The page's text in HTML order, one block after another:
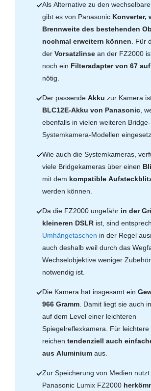
Als Alternative zu den
gibt es von Panasonic Konverter,
Brennweite des bestehenden
nochmal erweitern können . Für
derVorsatzlinsean der FZ2000
noch ein Filteradapter von 67
nötig.
Der passendeAkkuzur Kamera
BLC12E-Akku von Panasonic ,
ebenfalls in vielen weiteren
Systemkamera-Modellen
Wie auch die Systemkameras,
viele Bridgekameras über einen
mit dem kompatible
werden können.
Da die FZ2000 ungefähr in der
kleineren DSLR ist, sind
Umhängetaschen in der Regel
auch deshalb weil durch das
Wechselobjektive weniger
notwendig ist.
Die Kamera hat insgesamt ein
966 Gramm . Damit liegt sie auch
auf dem Level einer leichteren
Spiegelreflexkamera. Für leichtere
reichentendenziell auch
aus Aluminium aus.
Zur Speicherung von Medien nutzt
Panasonic Lumix FZ2000